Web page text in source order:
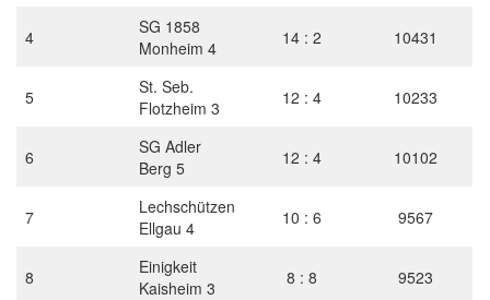
4
SG 1858
Monheim 4
14 : 2 10431
5
St. Seb.
Flotzheim 3
12 : 4 10233
6
SG Adler
Berg 5
12 : 4 10102
7
Lechschützen
Ellgau 4
10 : 6 9567
8
Einigkeit
Kaisheim 3
8 : 8 9523